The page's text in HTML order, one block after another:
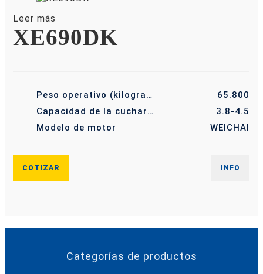
Leer más
XE690DK
Peso operativo (kilogramo)
65.800
Capacidad de la cuchara (m³)
3.8-4.5
Modelo de motor
WEICHAI
COTIZAR INFO
Categorías de productos